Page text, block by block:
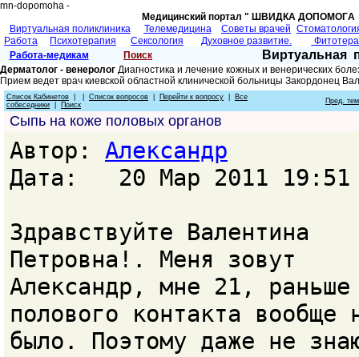
mn-dopomoha -
Медицинский портал " ШВИДКА
Виртуальная поликлиника
Телемедицина Советы врачей
Работа
Психотерапия Сексология Духовное развитие.
Работа-медикам
Поиск Виртуальная
Дерматолог - венеролог Диагностика и лечение кожных и венерических
Прием ведет врач киевской областной клинической больницы Закордонец
Список Кабинетов Список вопросов Перейти к вопросу
Все
собеседники
Поиск Пред.
Сыпь на коже половых органов
Автор: Александр
Дата: 20 Мар 2011 19:51
Здравствуйте Валентина
Петровна!. Меня зовут
Александр, мне 21, раньше
полового контакта вообще
было. Поэтому даже не